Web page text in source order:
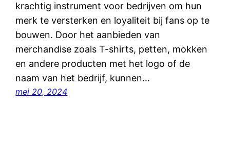
krachtig instrument voor bedrijven om hun
merk te versterken en loyaliteit bij fans op te
bouwen. Door het aanbieden van
merchandise zoals T-shirts, petten, mokken
en andere producten met het logo of de
naam van het bedrijf, kunnen…
mei 20, 2024